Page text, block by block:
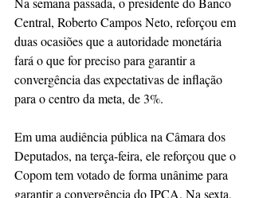
Central, Roberto Campos Neto, reforçou em
duas ocasiões que a autoridade monetária
fará o que for preciso para garantir a
convergência das expectativas de inflação
para o centro da meta, de 3%.
Em uma audiência pública na Câmara dos
Deputados, na terça-feira, ele reforçou que o
Copom tem votado de forma unânime para
garantir a convergência do IPCA. Na sexta,